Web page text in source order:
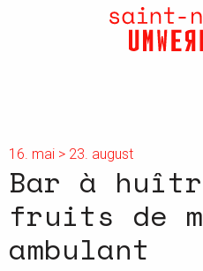
16. mai > 23. august
Bar à
fruits de
ambulant